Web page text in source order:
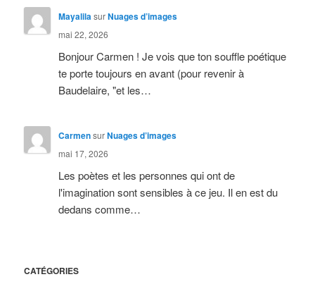
MayalilasurNuages d’images
mai 22, 2026
Bonjour Carmen ! Je vois que ton souffle poétique
te porte toujours en avant (pour revenir à
Baudelaire, "et les…
CarmensurNuages d’images
mai 17, 2026
Les poètes et les personnes qui ont de
l'imagination sont sensibles à ce jeu. Il en est du
dedans comme…
CATÉGORIES